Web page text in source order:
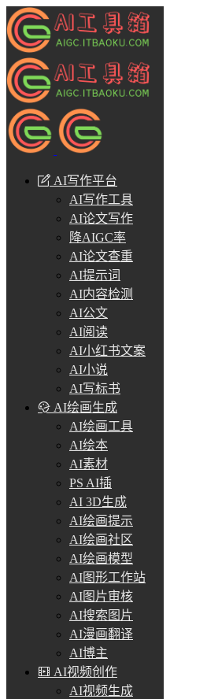
AI写作平台
AI写作工具
AI论文写作
降AIGC率
AI论文查重
AI提示词
AI内容检测
AI公文
AI阅读
AI小红书文案
AI小说
AI写标书
AI绘画生成
AI绘画工具
AI绘本
AI素材
PS AI插
AI 3D生成
AI绘画提示
AI绘画社区
AI绘画模型
AI图形工作站
AI图片审核
AI搜索图片
AI漫画翻译
AI博主
AI视频创作
AI视频生成